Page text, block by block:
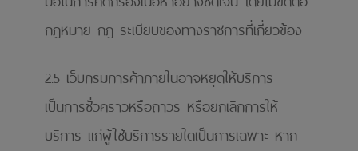
กฎหมาย กฎ ระเบียบของทางราชการที่เกี่ยวข้อง
2.5 เว็บกรมการค้าภายในอาจหยุดให้บริการ
เป็นการชั่วคราวหรือถาวร หรือยกเลิกการให้
บริการ แก่ผู้ใช้บริการรายใดเป็นการเฉพาะ หาก